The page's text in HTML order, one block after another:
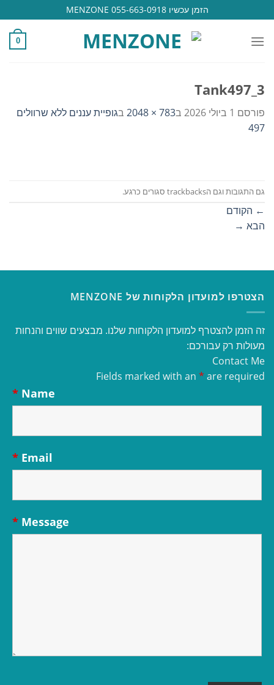
to
content
הזמן עכשיו 055-663-0918 MENZONE
0
Tank497_3
פורסם 1 ביולי 2026 ב783 × 2048 בגופיית עננים ללא שרוולים
497
גם התגובות וגם הtrackbacks סגורים כרגע.
← הקודם
הבא →
הצטרפו למועדון הלקוחות של MENZONE
זה הזמן להצטרף למועדון הלקוחות שלנו. מבצעים שווים והנחות
מעולות רק עבורכם:
Contact Me
Fields marked with an * are required
Name
*
Email
*
Message
*